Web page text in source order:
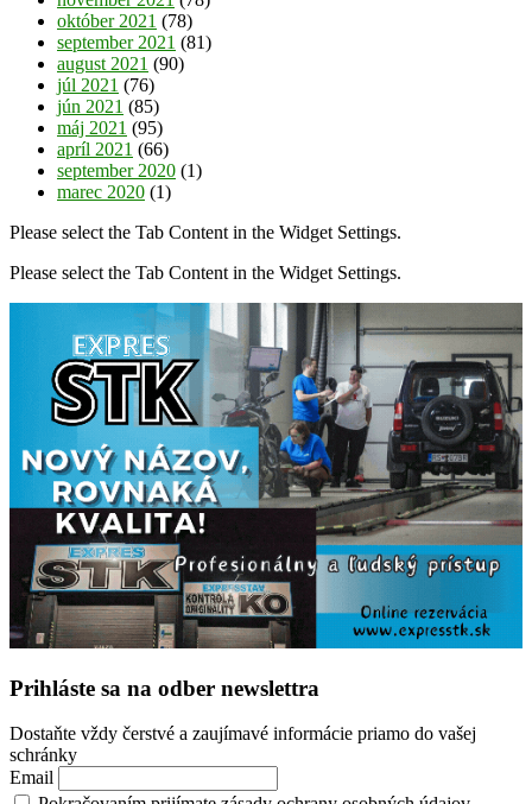
október 2021 (78)
september 2021 (81)
august 2021 (90)
júl 2021 (76)
jún 2021 (85)
máj 2021 (95)
apríl 2021 (66)
september 2020 (1)
marec 2020 (1)
Please select the Tab Content in the Widget Settings.
Please select the Tab Content in the Widget Settings.
Prihláste sa na odber newslettra
Dostaňte vždy čerstvé a zaujímavé informácie priamo do vašej
schránky
Email